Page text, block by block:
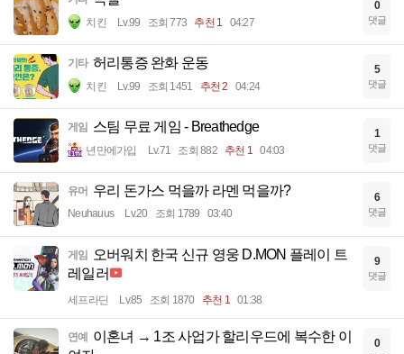
치킨 Lv.99 조회 773 추천 1 04:27
0
댓글
기타 허리통증 완화 운동
치킨 Lv.99 조회 1451 추천 2 04:24
5
댓글
게임 스팀 무료 게임 - Breathedge
년만에가입 Lv.71 조회 882 추천 1 04:03
1
댓글
유머 우리 돈가스 먹을까 라멘 먹을까?
Neuhauus Lv.20 조회 1789 03:40
6
댓글
게임
오버워치 한국 신규 영웅 D.MON 플레이 트
레일러
세프라딘 Lv.85 조회 1870 추천 1 01:38
9
댓글
연예
이혼녀 → 1조 사업가 할리우드에 복수한 이
0